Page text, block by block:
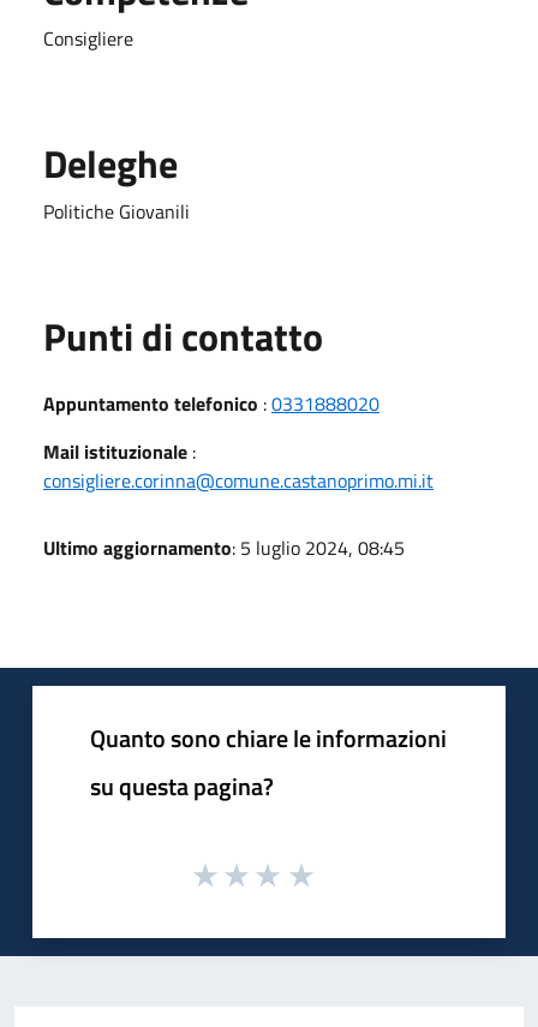
Consigliere
Deleghe
Politiche Giovanili
Punti di contatto
Appuntamento telefonico :0331888020
Mail istituzionale :
consigliere.corinna@comune.castanoprimo.mi.it
Ultimo aggiornamento: 5 luglio 2024, 08:45
Quanto sono chiare le informazioni
su questa pagina?